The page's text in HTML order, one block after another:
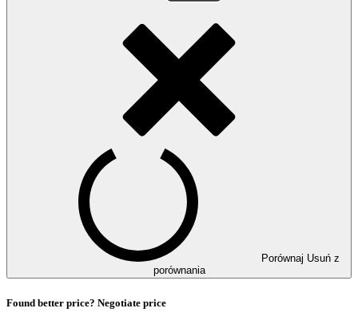
Porównaj Usuń z
porównania
Found better price? Negotiate price